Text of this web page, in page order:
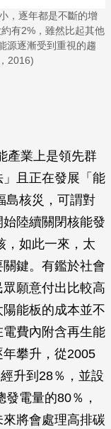
，逐年都是不斷的增
有2%，雖然比起其他
源逐漸受到重視的趨
2016)
產業上是領先群
且正在發展「能
島核災，可謂對
陸續關閉核能發
，如此一來，太
鍵。有鑑於社會
願意付出比較高
能板的成本並不
費內附含再生能
攀升，從2005
升到28％，並設
電量的80％，
將會處理高排碳